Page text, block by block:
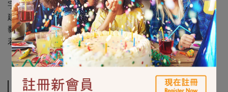
字串已串接
建議使用3M無痕透明掛鉤或膠帶固定兩端
黏貼或懸掛於牆面或天花板
若空間較小 可將字串拆成兩段佈置
Related Products